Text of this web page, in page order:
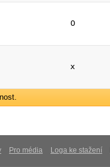
0
x
Pro média Loga ke stažení